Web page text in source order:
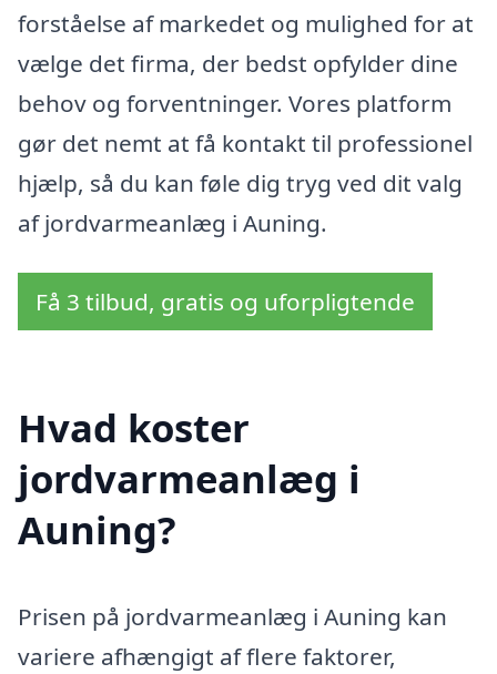
forståelse af markedet og mulighed for at
vælge det firma, der bedst opfylder dine
behov og forventninger. Vores platform
gør det nemt at få kontakt til professionel
hjælp, så du kan føle dig tryg ved dit valg
af jordvarmeanlæg i Auning.
Få 3 tilbud, gratis og uforpligtende
Hvad koster
jordvarmeanlæg i
Auning?
Prisen på jordvarmeanlæg i Auning kan
variere afhængigt af flere faktorer,